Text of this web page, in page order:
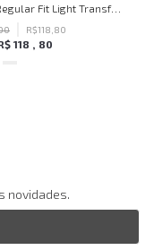
Polo Regular Fit Light Transfer Verde Escuro John John Masculina
R$118 80
118 80
novidades.